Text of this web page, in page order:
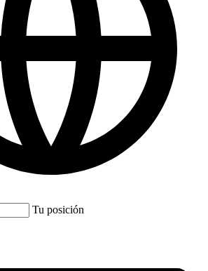
Tu posición